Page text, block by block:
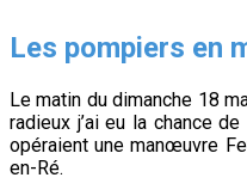
Les pompiers en
Le matin du dimanche 18
radieux j’ai eu la chance
opéraient une manœuvre
en-Ré.